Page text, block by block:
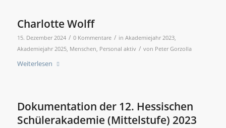
Charlotte Wolff
15. Dezember 2024 / 0 Kommentare / in Akademiejahr 2023,
Akademiejahr 2025, Menschen, Personal aktiv / von Peter Gorzolla
Weiterlesen
Dokumentation der 12. Hessischen
Schülerakademie (Mittelstufe) 2023